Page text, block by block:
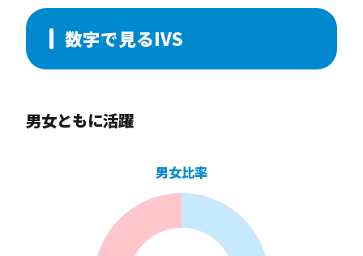
数字で見るIVS
男女ともに活躍
男女比率